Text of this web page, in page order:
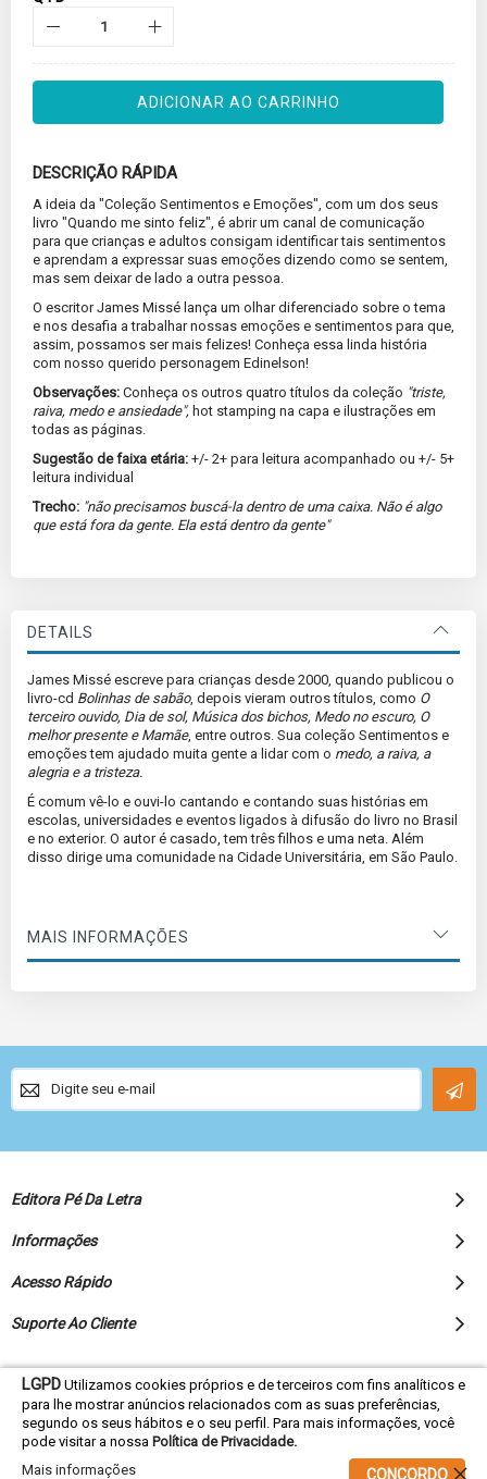
LGPD Utilizamos cookies próprios e de terceiros com fins analíticos e
para lhe mostrar anúncios relacionados com as suas preferências,
segundo os seus hábitos e o seu perfil. Para mais informações, você
pode visitar a nossa Política de Privacidade.
Mais informações
CONCORDO
ADICIONAR AO CARRINHO
DESCRIÇÃO RÁPIDA
A ideia da "Coleção Sentimentos e Emoções", com um dos seus
livro "Quando me sinto feliz", é abrir um canal de comunicação
para que crianças e adultos consigam identificar tais sentimentos
e aprendam a expressar suas emoções dizendo como se sentem,
mas sem deixar de lado a outra pessoa.
O escritor James Missé lança um olhar diferenciado sobre o tema
e nos desafia a trabalhar nossas emoções e sentimentos para que,
assim, possamos ser mais felizes! Conheça essa linda história
com nosso querido personagem Edinelson!
Observações: Conheça os outros quatro títulos da coleção "triste,
raiva, medo e ansiedade", hot stamping na capa e ilustrações em
todas as páginas.
Sugestão de faixa etária: +/- 2+ para leitura acompanhado ou +/- 5+
leitura individual
Trecho: "não precisamos buscá-la dentro de uma caixa. Não é algo
que está fora da gente. Ela está dentro da gente"
DETAILS
James Missé escreve para crianças desde 2000, quando publicou o
livro-cd Bolinhas de sabão, depois vieram outros títulos, como O
terceiro ouvido, Dia de sol, Música dos bichos, Medo no escuro, O
melhor presente e Mamãe, entre outros. Sua coleção Sentimentos e
emoções tem ajudado muita gente a lidar com o medo, a raiva, a
alegria e a tristeza.
É comum vê-lo e ouvi-lo cantando e contando suas histórias em
escolas, universidades e eventos ligados à difusão do livro no Brasil
e no exterior. O autor é casado, tem três filhos e uma neta. Além
disso dirige uma comunidade na Cidade Universitária, em São Paulo.
MAIS INFORMAÇÕES
Sign
Up
for
Newsletter:
Editora Pé Da Letra
Informações
Acesso Rápido
Suporte Ao Cliente
© 2022 Editora Pé da Letra - Todos os direitos reservados